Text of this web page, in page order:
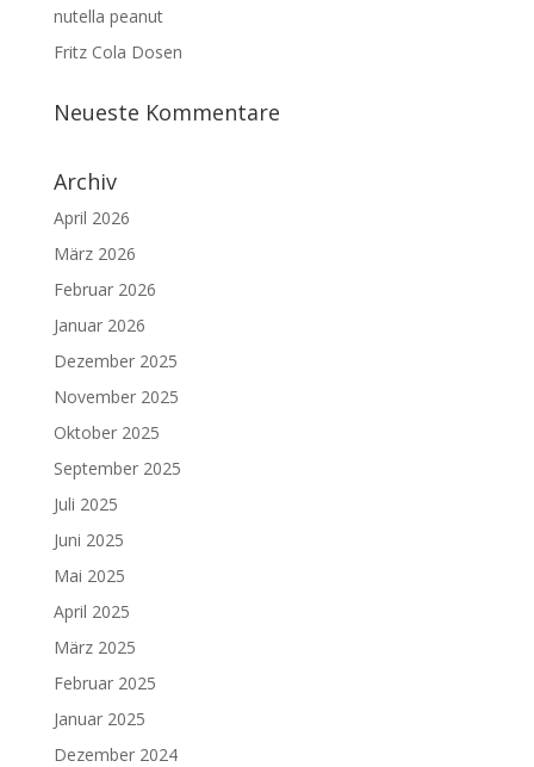
nutella peanut
Fritz Cola Dosen
Neueste Kommentare
Archiv
April 2026
März 2026
Februar 2026
Januar 2026
Dezember 2025
November 2025
Oktober 2025
September 2025
Juli 2025
Juni 2025
Mai 2025
April 2025
März 2025
Februar 2025
Januar 2025
Dezember 2024